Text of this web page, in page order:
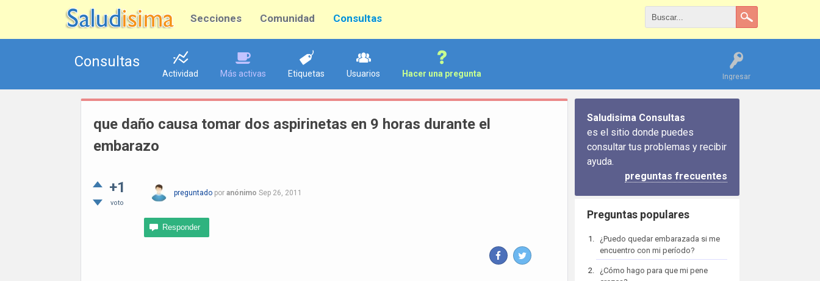
Secciones Comunidad Consultas
Ingresar
Consultas
Actividad Más activas Etiquetas Usuarios Hacer una pregunta
que daño causa tomar dos aspirinetas en 9 horas durante el
embarazo
+1
voto
preguntado por anónimo Sep 26, 2011
Saludisima Consultas
es el sitio donde puedes
consultar tus problemas y recibir
ayuda.
preguntas frecuentes
Preguntas populares
¿Puedo quedar embarazada si me
encuentro con mi período?
¿Cómo hago para que mi pene